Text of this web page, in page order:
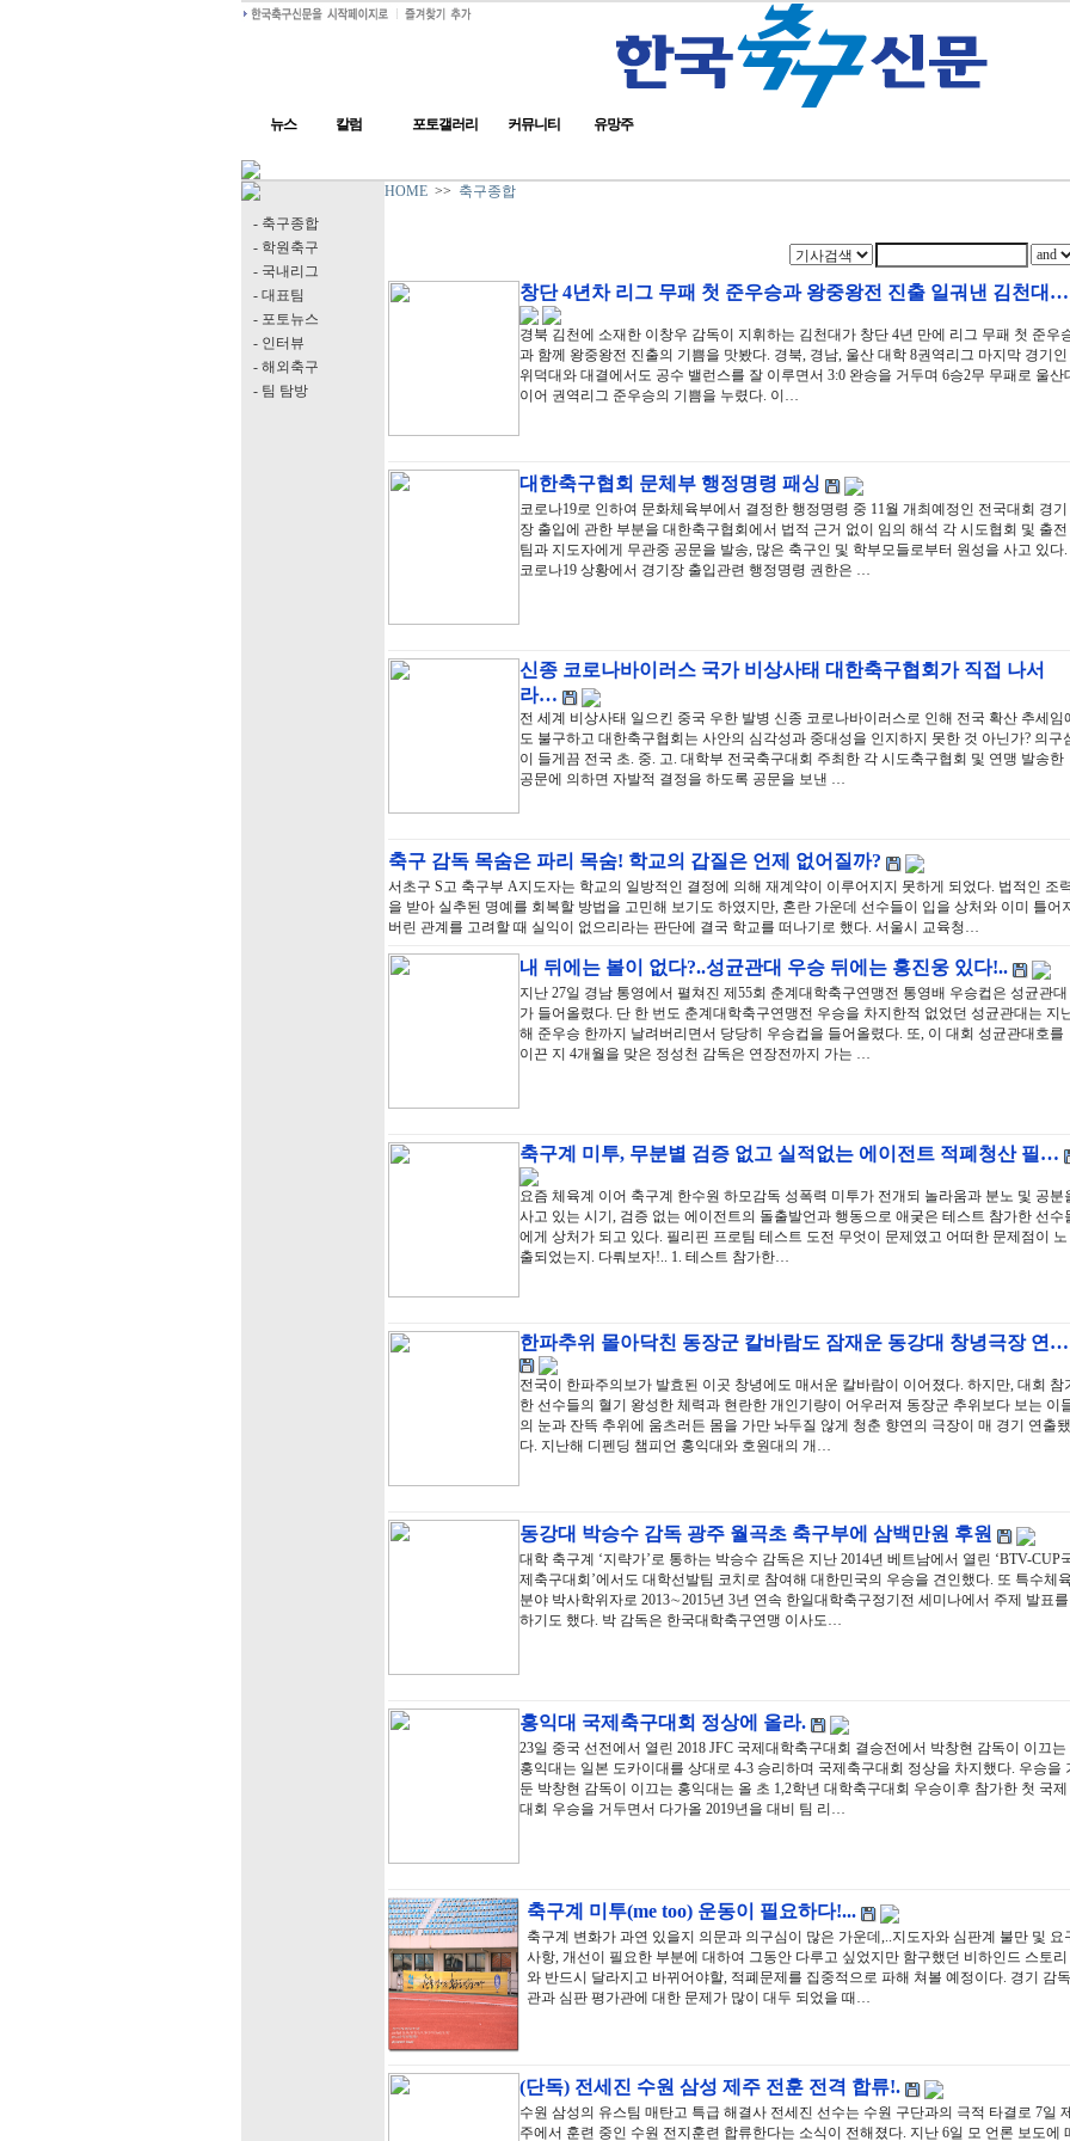
뉴스 칼럼 포토갤러리 커뮤니티 유망주
- 축구종합
- 학원축구
- 국내리그
- 대표팀
- 포토뉴스
- 인터뷰
- 해외축구
- 팀 탐방
HOME >> 축구종합
창단 4년차 리그 무패 첫 준우승과 왕중왕전 진출 일궈낸 김천대…
경북 김천에 소재한 이창우 감독이 지휘하는 김천대가 창단 4년 만에 리그 무패 첫 준우
과 함께 왕중왕전 진출의 기쁨을 맛봤다. 경북, 경남, 울산 대학 8권역리그 마지막 경기인
위덕대와 대결에서도 공수 밸런스를 잘 이루면서 3:0 완승을 거두며 6승2무 무패로 울산
이어 권역리그 준우승의 기쁨을 누렸다. 이…
대한축구협회 문체부 행정명령 패싱
코로나19로 인하여 문화체육부에서 결정한 행정명령 중 11월 개최예정인 전국대회 경기
장 출입에 관한 부분을 대한축구협회에서 법적 근거 없이 임의 해석 각 시도협회 및 출전
팀과 지도자에게 무관중 공문을 발송, 많은 축구인 및 학부모들로부터 원성을 사고 있다.
코로나19 상황에서 경기장 출입관련 행정명령 권한은 …
신종 코로나바이러스 국가 비상사태 대한축구협회가 직접 나서
라…
전 세계 비상사태 일으킨 중국 우한 발병 신종 코로나바이러스로 인해 전국 확산 추세임
도 불구하고 대한축구협회는 사안의 심각성과 중대성을 인지하지 못한 것 아닌가? 의구
이 들게끔 전국 초. 중. 고. 대학부 전국축구대회 주최한 각 시도축구협회 및 연맹 발송한
공문에 의하면 자발적 결정을 하도록 공문을 보낸 …
축구 감독 목숨은 파리 목숨! 학교의 갑질은 언제 없어질까?
서초구 S고 축구부 A지도자는 학교의 일방적인 결정에 의해 재계약이 이루어지지 못하게 되었다. 법적인 조력
을 받아 실추된 명예를 회복할 방법을 고민해 보기도 하였지만, 혼란 가운데 선수들이 입을 상처와 이미 틀어
버린 관계를 고려할 때 실익이 없으리라는 판단에 결국 학교를 떠나기로 했다. 서울시 교육청…
내 뒤에는 볼이 없다?..성균관대 우승 뒤에는 홍진웅 있다!..
지난 27일 경남 통영에서 펼쳐진 제55회 춘계대학축구연맹전 통영배 우승컵은 성균관대
가 들어올렸다. 단 한 번도 춘계대학축구연맹전 우승을 차지한적 없었던 성균관대는 지
해 준우승 한까지 날려버리면서 당당히 우승컵을 들어올렸다. 또, 이 대회 성균관대호를
이끈 지 4개월을 맞은 정성천 감독은 연장전까지 가는 …
축구계 미투, 무분별 검증 없고 실적없는 에이전트 적폐청산 필…
요즘 체육계 이어 축구계 한수원 하모감독 성폭력 미투가 전개되 놀라움과 분노 및 공분
사고 있는 시기, 검증 없는 에이전트의 돌출발언과 행동으로 애궂은 테스트 참가한 선수
에게 상처가 되고 있다. 필리핀 프로팀 테스트 도전 무엇이 문제였고 어떠한 문제점이 노
출되었는지. 다뤄보자!.. 1. 테스트 참가한…
한파추위 몰아닥친 동장군 칼바람도 잠재운 동강대 창녕극장 연…
전국이 한파주의보가 발효된 이곳 창녕에도 매서운 칼바람이 이어졌다. 하지만, 대회 참
한 선수들의 혈기 왕성한 체력과 현란한 개인기량이 어우러져 동장군 추위보다 보는 이
의 눈과 잔뜩 추위에 움츠러든 몸을 가만 놔두질 않게 청춘 향연의 극장이 매 경기 연출됐
다. 지난해 디펜딩 챔피언 홍익대와 호원대의 개…
동강대 박승수 감독 광주 월곡초 축구부에 삼백만원 후원
대학 축구계 ‘지략가’로 통하는 박승수 감독은 지난 2014년 베트남에서 열린 ‘BTV-CUP
제축구대회’에서도 대학선발팀 코치로 참여해 대한민국의 우승을 견인했다. 또 특수체육
분야 박사학위자로 2013∼2015년 3년 연속 한일대학축구정기전 세미나에서 주제 발표를
하기도 했다. 박 감독은 한국대학축구연맹 이사도…
홍익대 국제축구대회 정상에 올라.
23일 중국 선전에서 열린 2018 JFC 국제대학축구대회 결승전에서 박창현 감독이 이끄는
홍익대는 일본 도카이대를 상대로 4-3 승리하며 국제축구대회 정상을 차지했다. 우승을
둔 박창현 감독이 이끄는 홍익대는 올 초 1,2학년 대학축구대회 우승이후 참가한 첫 국제
대회 우승을 거두면서 다가올 2019년을 대비 팀 리…
축구계 미투(me too) 운동이 필요하다!...
축구계 변화가 과연 있을지 의문과 의구심이 많은 가운데,..지도자와 심판계 불만 및 요
사항, 개선이 필요한 부분에 대하여 그동안 다루고 싶었지만 함구했던 비하인드 스토리
와 반드시 달라지고 바뀌어야할, 적폐문제를 집중적으로 파해 쳐볼 예정이다. 경기 감독
관과 심판 평가관에 대한 문제가 많이 대두 되었을 때…
(단독) 전세진 수원 삼성 제주 전훈 전격 합류!.
수원 삼성의 유스팀 매탄고 특급 해결사 전세진 선수는 수원 구단과의 극적 타결로 7일 제
주에서 훈련 중인 수원 전지훈련 합류한다는 소식이 전해졌다. 지난 6일 모 언론 보도에